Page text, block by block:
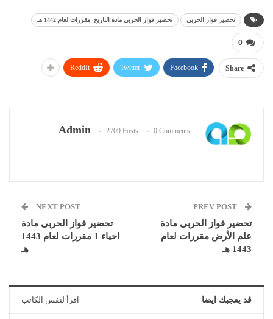
تحضير فواز الحربى تحضير فواز الحربى مادة التاريخ مقررات لعام 1442 هـ
0
Share
Facebook
Twitter
ReddIt
Admin 2709 Posts 0 Comments
تحضير فواز الحربى مادة
علم الأرض مقررات لعام
1443 هـ
NEXT POST
تحضير فواز الحربى مادة
احياء 1 مقررات لعام 1443
هـ
قد يعجبك ايضا اقرأ لنفس الكاتب